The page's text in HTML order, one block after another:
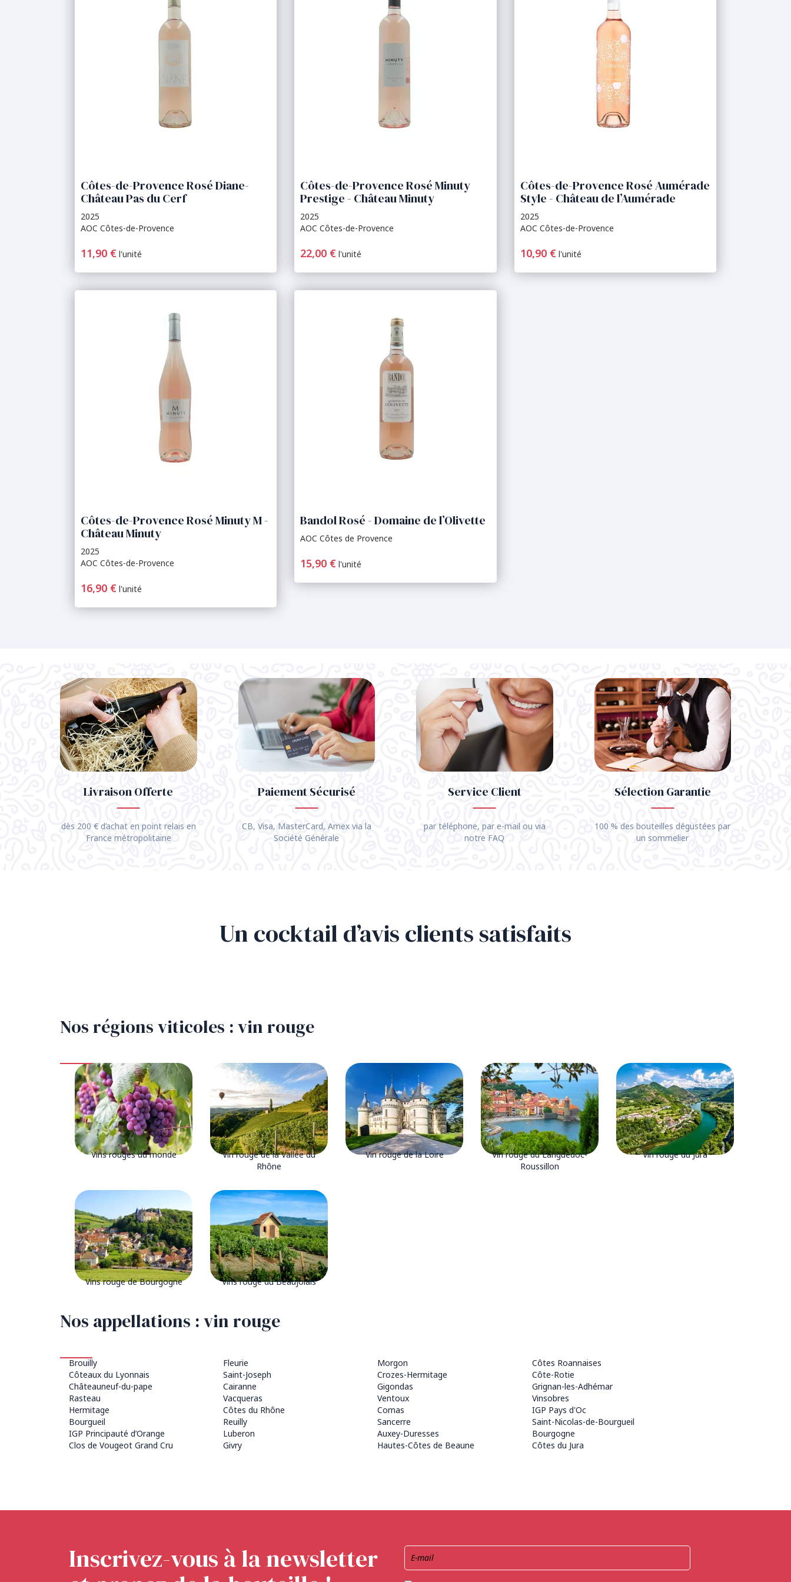
Côtes-de-Provence Rosé Diane-
Château Pas du Cerf
2025
AOC Côtes-de-Provence
11,90 € l'unité
Côtes-de-Provence Rosé Minuty
Prestige - Château Minuty
2025
AOC Côtes-de-Provence
22,00 € l'unité
Côtes-de-Provence Rosé Aumérade
Style - Château de l’Aumérade
2025
AOC Côtes-de-Provence
10,90 € l'unité
Côtes-de-Provence Rosé Minuty M -
Château Minuty
2025
AOC Côtes-de-Provence
16,90 € l'unité
Bandol Rosé - Domaine de l’Olivette
AOC Côtes de Provence
15,90 € l'unité
Livraison Offerte
dès 200 € d’achat en point relais en
France métropolitaine
Paiement Sécurisé
CB, Visa, MasterCard, Amex via la
Société Générale
Service Client
par téléphone, par e-mail ou via
notre FAQ
Sélection Garantie
100 % des bouteilles dégustées par
un sommelier
Un cocktail d’avis clients satisfaits
Nos régions viticoles : vin rouge
Vins rouges du monde
Vin rouge de la Vallée du
Rhône
Vin rouge de la Loire
Vin rouge du Languedoc-
Roussillon
Vin rouge du Jura
Vins rouge de Bourgogne Vins rouge du Beaujolais
Nos appellations : vin rouge
Brouilly Fleurie Morgon
Côtes Roannaises
Côteaux du Lyonnais
Saint-Joseph Crozes-Hermitage
Côte-Rotie
Châteauneuf-du-pape
Cairanne Gigondas
Grignan-les-Adhémar
Rasteau
Vacqueras Ventoux
Vinsobres
Hermitage
Côtes du Rhône Cornas
IGP Pays d'Oc
Bourgueil
Reuilly Sancerre
Saint-Nicolas-de-Bourgueil
IGP Principauté d’Orange
Luberon Auxey-Duresses
Bourgogne
Clos de Vougeot Grand Cru
Givry Hautes-Côtes de Beaune Côtes du Jura
Inscrivez-vous à la newsletter